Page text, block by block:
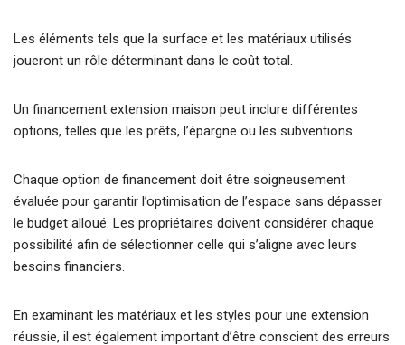
Les éléments tels que la surface et les matériaux utilisés
joueront un rôle déterminant dans le coût total.
Un financement extension maison peut inclure différentes
options, telles que les prêts, l’épargne ou les subventions.
Chaque option de financement doit être soigneusement
évaluée pour garantir l’optimisation de l’espace sans dépasser
le budget alloué. Les propriétaires doivent considérer chaque
possibilité afin de sélectionner celle qui s’aligne avec leurs
besoins financiers.
En examinant les matériaux et les styles pour une extension
réussie, il est également important d’être conscient des erreurs